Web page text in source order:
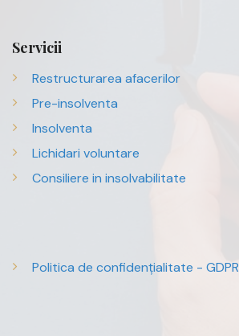
Servicii
Restructurarea afacerilor
Pre-insolventa
Insolventa
Lichidari voluntare
Consiliere in insolvabilitate
Politica de confidențialitate - GDPR